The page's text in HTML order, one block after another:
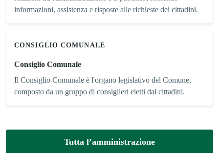
informazioni, assistenza e risposte alle richieste dei cittadini.
CONSIGLIO COMUNALE
Consiglio Comunale
Il Consiglio Comunale è l'organo legislativo del Comune,
composto da un gruppo di consiglieri eletti dai cittadini.
Tutta l’amministrazione